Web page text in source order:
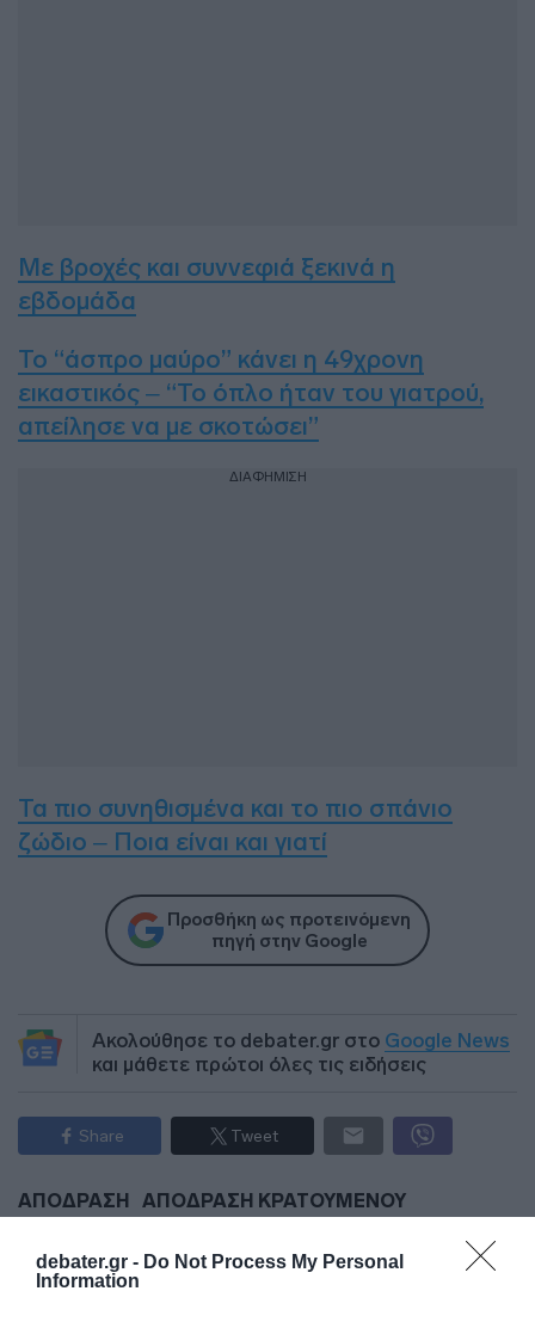
debater.gr - Do Not Process My Personal
Information
Με βροχές και συννεφιά ξεκινά η
εβδομάδα
Το “άσπρο μαύρο” κάνει η 49χρονη
εικαστικός – “Το όπλο ήταν του γιατρού,
απείλησε να με σκοτώσει”
ΔΙΑΦΗΜΙΣΗ
Τα πιο συνηθισμένα και το πιο σπάνιο
ζώδιο – Ποια είναι και γιατί
Προσθήκη ως προτεινόμενη
πηγή στην Google
Ακολούθησε το debater.gr στο Google News
και μάθετε πρώτοι όλες τις ειδήσεις
Share Tweet
ΑΠΟΔΡΑΣΗ
ΑΠΟΔΡΑΣΗ ΚΡΑΤΟΥΜΕΝΟΥ